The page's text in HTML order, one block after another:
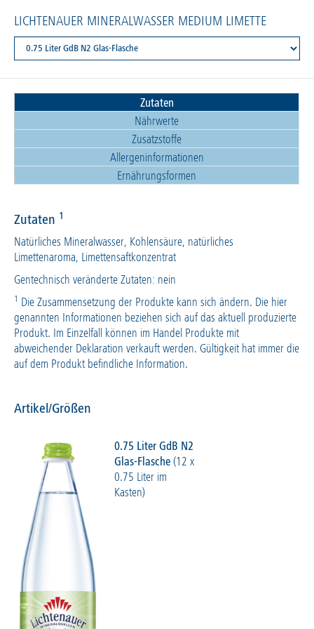
LICHTENAUER MINERALWASSER MEDIUM LIMETTE
Zutaten
Nährwerte
Zusatzstoffe
Allergeninformationen
Ernährungsformen
Zutaten 1
Natürliches Mineralwasser, Kohlensäure, natürliches
Limettenaroma, Limettensaftkonzentrat
Gentechnisch veränderte Zutaten: nein
1
Die Zusammensetzung der Produkte kann sich ändern. Die hier
genannten Informationen beziehen sich auf das aktuell produzierte
Produkt. Im Einzelfall können im Handel Produkte mit
abweichender Deklaration verkauft werden. Gültigkeit hat immer die
auf dem Produkt befindliche Information.
Artikel/Größen
0.75 Liter GdB N2
Glas-Flasche (12 x
0.75 Liter im
Kasten)